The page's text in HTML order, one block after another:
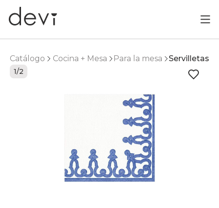
Catálogo Cocina + Mesa Para la mesa Servilletas
1/2